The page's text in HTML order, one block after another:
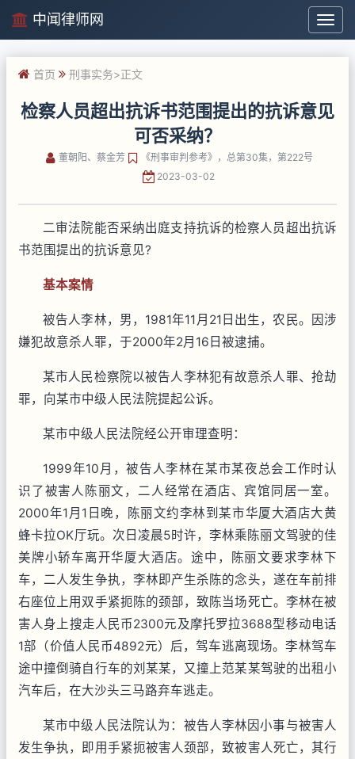
中
闻
律
中闻律师网
首页 刑事实务>正文
检察人员超出抗诉书范围提出的抗诉意见
可否采纳？
董朝阳、蔡金芳
《刑事审判参考》，总第30集，第222号
2023-03-02
二审法院能否采纳出庭支持抗诉的检察人员超出抗诉
书范围提出的抗诉意见?
基本案情
被告人李林，男，1981年11月21日出生，农民。因涉
嫌犯故意杀人罪，于2000年2月16日被逮捕。
某市人民检察院以被告人李林犯有故意杀人罪、抢劫
罪，向某市中级人民法院提起公诉。
某市中级人民法院经公开审理查明：
1999年10月，被告人李林在某市某夜总会工作时认
识了被害人陈丽文，二人经常在酒店、宾馆同居一室。
2000年1月1日晚，陈丽文约李林到某市华厦大酒店大黄
蜂卡拉OK厅玩。次日凌晨5时许，李林乘陈丽文驾驶的佳
美牌小轿车离开华厦大酒店。途中，陈丽文要求李林下
车，二人发生争执，李林即产生杀陈的念头，遂在车前排
右座位上用双手紧扼陈的颈部，致陈当场死亡。李林在被
害人身上搜走人民币2300元及摩托罗拉3688型移动电话
1部（价值人民币4892元）后，驾车逃离现场。李林驾车
途中撞倒骑自行车的刘某某，又撞上范某某驾驶的出租小
汽车后，在大沙头三马路弃车逃走。
某市中级人民法院认为：被告人李林因小事与被害人
发生争执，即用手紧扼被害人颈部，致被害人死亡，其行